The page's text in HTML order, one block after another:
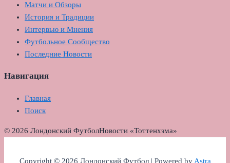
Матчи и Обзоры
История и Традиции
Интервью и Мнения
Футбольное Сообщество
Последние Новости
Навигация
Главная
Поиск
© 2026 Лондонский ФутболНовости «Тоттенхэма»
Copyright © 2026 Лондонский Футбол | Powered byAstra